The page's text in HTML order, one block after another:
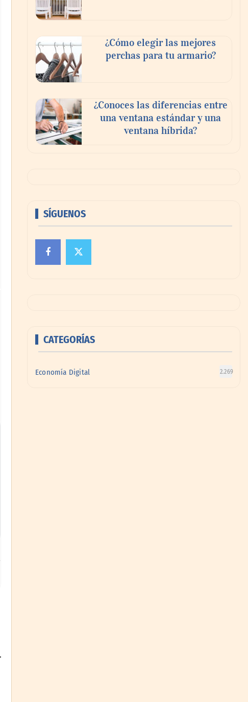
¿Cómo elegir las mejores
perchas para tu armario?
¿Conoces las diferencias entre
una ventana estándar y una
ventana híbrida?
SÍGUENOS
CATEGORÍAS
Economía Digital 2.269